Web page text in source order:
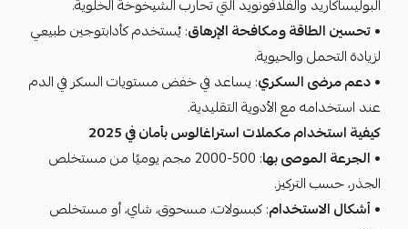
البوليساكاريد والفلافونويد التي تحارب الشيخوخة الخلوية.
•تحسين الطاقة ومكافحة الإرهاق: يُستخدم كأدابتوجين طبيعي
لزيادة التحمل والحيوية.
•دعم مرضى السكري: يساعد في خفض مستويات السكر في الدم
عند استخدامه مع الأدوية التقليدية.
كيفية استخدام مكملات استراغالوس بأمان في 2025
• الجرعة الموصى بها
: 500-2000 مجم يوميًا من مستخلص
الجذر، حسب التركيز.
•أشكال الاستخدام: كبسولات، مسحوق، شاي، أو مستخلص